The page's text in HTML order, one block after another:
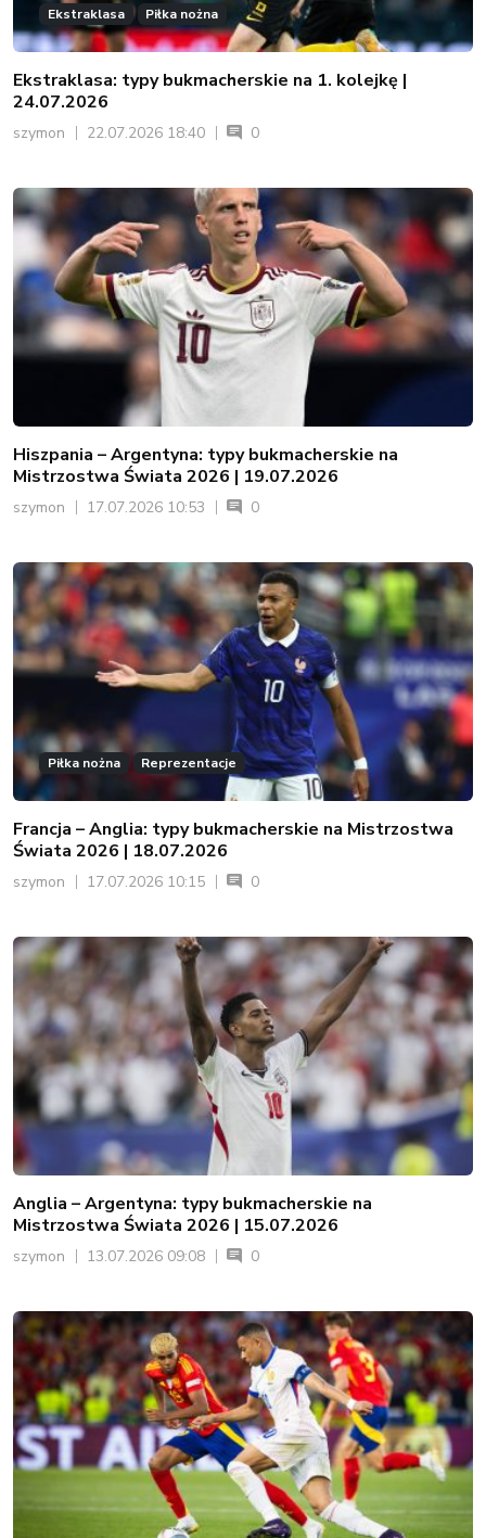
Ekstraklasa Piłka nożna
Ekstraklasa: typy bukmacherskie na 1. kolejkę |
24.07.2026
szymon 22.07.2026 18:40 0
Hiszpania – Argentyna: typy bukmacherskie na
Mistrzostwa Świata 2026 | 19.07.2026
szymon 17.07.2026 10:53 0
Piłka nożna Reprezentacje
Francja – Anglia: typy bukmacherskie na Mistrzostwa
Świata 2026 | 18.07.2026
szymon 17.07.2026 10:15 0
Anglia – Argentyna: typy bukmacherskie na
Mistrzostwa Świata 2026 | 15.07.2026
szymon 13.07.2026 09:08 0